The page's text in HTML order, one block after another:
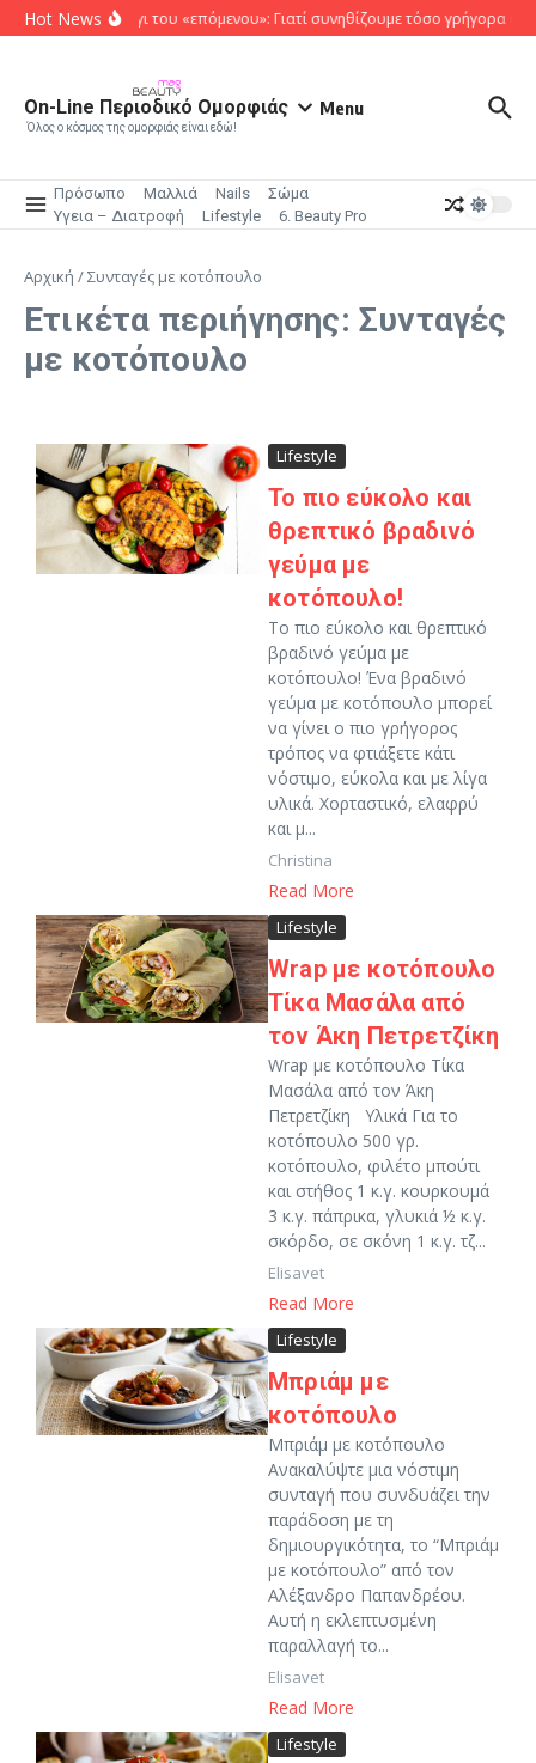
Μετάβαση στο περιεχόμενο
Hot NewsΤο κυνήγι του «επόμενου»: Γιατί συνηθίζουμε τόσο γρήγορα
On-Line Περιοδικό Ομορφιάς
Όλος ο κόσμος της ομορφιάς είναι εδώ!
Menu
Πρόσωπο Μαλλιά Nails
Σώμα
Υγεια – Διατροφή
Lifestyle 6. Beauty Pro
Αρχική /Συνταγές με κοτόπουλο
Ετικέτα περιήγησης: Συνταγές
με κοτόπουλο
Lifestyle
Το πιο εύκολο και
θρεπτικό βραδινό
γεύμα με
κοτόπουλο!
Το πιο εύκολο και θρεπτικό
βραδινό γεύμα με
κοτόπουλο! Ένα βραδινό
γεύμα με κοτόπουλο μπορεί
να γίνει ο πιο γρήγορος
τρόπος να φτιάξετε κάτι
νόστιμο, εύκολα και με λίγα
υλικά. Χορταστικό, ελαφρύ
και μ...
Christina
Read More
Lifestyle
Wrap με κοτόπουλο
Τίκα Μασάλα από
τον Άκη Πετρετζίκη
Wrap με κοτόπουλο Τίκα
Μασάλα από τον Άκη
Πετρετζίκη Υλικά Για το
κοτόπουλο 500 γρ.
κοτόπουλο, φιλέτο μπούτι
και στήθος 1 κ.γ. κουρκουμά
3 κ.γ. πάπρικα, γλυκιά ½ κ.γ.
σκόρδο, σε σκόνη 1 κ.γ. τζ...
Elisavet
Read More
Lifestyle
Μπριάμ με
κοτόπουλο
Μπριάμ με κοτόπουλο
Ανακαλύψτε μια νόστιμη
συνταγή που συνδυάζει την
παράδοση με τη
δημιουργικότητα, το “Μπριάμ
με κοτόπουλο” από τον
Αλέξανδρο Παπανδρέου.
Αυτή η εκλεπτυσμένη
παραλλαγή το...
Elisavet
Read More
Lifestyle